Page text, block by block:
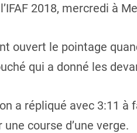
2018, mercredi à
ouvert le pointage
qui a donné les
a répliqué avec 3:11 à
course d’une verge.